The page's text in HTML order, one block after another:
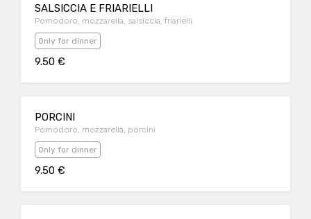
SALSICCIA E FRIARIELLI
Pomodoro, mozzarella, salsiccia, friarielli
Only for dinner
9.50 €
PORCINI
Pomodoro, mozzarella, porcini
Only for dinner
9.50 €